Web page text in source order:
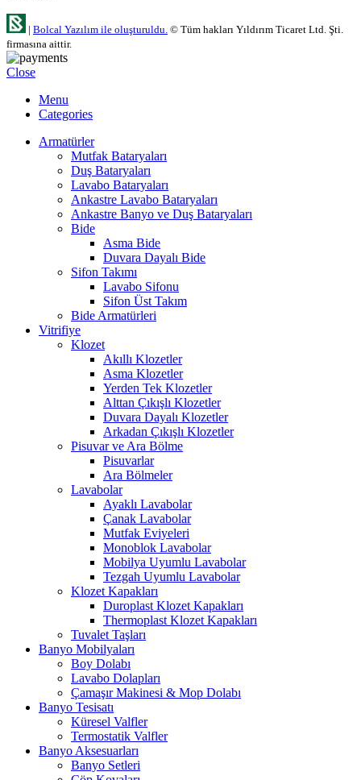
| Bolcal Yazılım ile oluşturuldu. © Tüm hakları Yıldırım Ticaret Ltd. Şti.
firmasına aittir.
Close
Menu
Categories
Armatürler
Mutfak Bataryaları
Duş Bataryaları
Lavabo Bataryaları
Ankastre Lavabo Bataryaları
Ankastre Banyo ve Duş Bataryaları
Bide
Asma Bide
Duvara Dayalı Bide
Sifon Takımı
Lavabo Sifonu
Sifon Üst Takım
Bide Armatürleri
Vitrifiye
Klozet
Akıllı Klozetler
Asma Klozetler
Yerden Tek Klozetler
Alttan Çıkışlı Klozetler
Duvara Dayalı Klozetler
Arkadan Çıkışlı Klozetler
Pisuvar ve Ara Bölme
Pisuvarlar
Ara Bölmeler
Lavabolar
Ayaklı Lavabolar
Çanak Lavabolar
Mutfak Eviyeleri
Monoblok Lavabolar
Mobilya Uyumlu Lavabolar
Tezgah Uyumlu Lavabolar
Klozet Kapakları
Duroplast Klozet Kapakları
Thermoplast Klozet Kapakları
Tuvalet Taşları
Banyo Mobilyaları
Boy Dolabı
Lavabo Dolapları
Çamaşır Makinesi & Mop Dolabı
Banyo Tesisatı
Küresel Valfler
Termostatik Valfler
Banyo Aksesuarları
Banyo Setleri